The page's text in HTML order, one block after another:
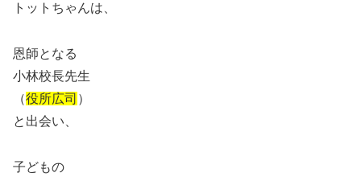
トットちゃんは、
恩師となる
小林校長先生
（役所広司 ）
と出会い、
子どもの